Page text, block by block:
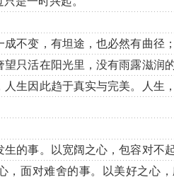
变，有坦途，也必然有曲径
只活在阳光里，没有雨露滋润
人生因此趋于真实与完美。人生
事。以宽阔之心，包容对不
，面对难舍的事。以美好之心